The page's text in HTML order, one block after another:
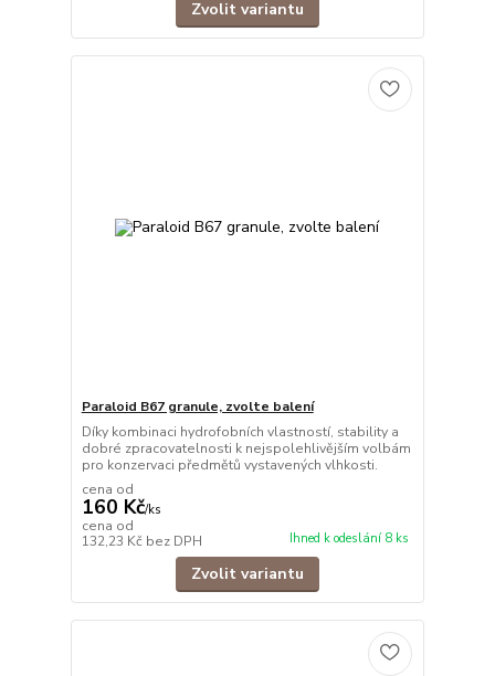
Zvolit variantu
Paraloid B67 granule, zvolte balení
Díky kombinaci hydrofobních vlastností, stability a
dobré zpracovatelnosti k nejspolehlivějším volbám
pro konzervaci předmětů vystavených vlhkosti.
cena od
160 Kč/ks
cena od
132,23 Kč bez DPH Ihned k odeslání 8 ks
Zvolit variantu